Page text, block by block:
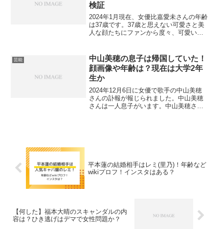
検証
2024年1月現在、女優比嘉愛未さんの年齢
は37歳です。37歳と思えない可愛さと美
人な顔たちにファンから度々、可愛い！
ぎる！世間の声比嘉愛未さんの昔の写真
もかわいい！比...
芸能
中山美穂の息子は帰国していた！
顔画像や年齢は？現在は大学2年
生か
2024年12月6日に女優で歌手の中山美穂
さんの訃報が報じられました。中山美穂
さんは一人息子がいます。中山美穂さん
平本蓮の結婚相手はレミ(里乃)！年齢など
wikiプロフ！インスタはある？
【何した】福本大晴のスキャンダルの内
容は？ひき逃げはデマで女性問題か？